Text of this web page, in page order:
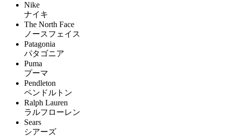
Nike
ナイキ
The North Face
ノースフェイス
Patagonia
パタゴニア
Puma
プーマ
Pendleton
ペンドルトン
Ralph Lauren
ラルフローレン
Sears
シアーズ